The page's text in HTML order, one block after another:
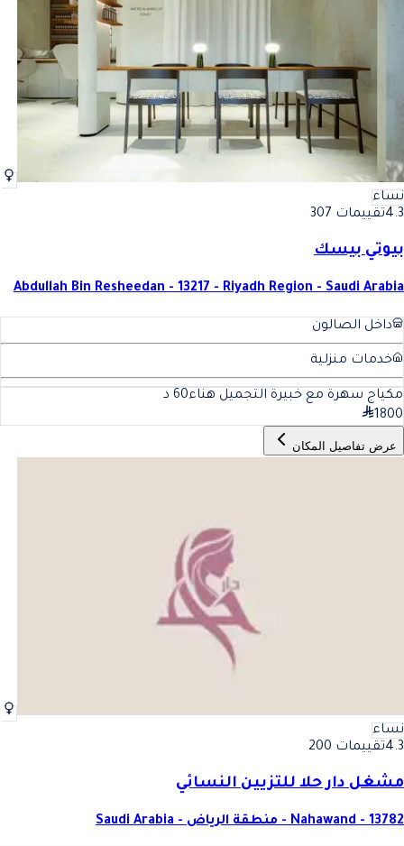
نساء
4.3تقييمات 307
بيوتي بيسك
Abdullah Bin Resheedan - 13217 - Riyadh Region - Saudi Arabia
داخل الصالون
خدمات منزلية
مكياج سهرة مع خبيرة التجميل هناء60 د
1800
عرض تفاصيل المكان
نساء
4.3تقييمات 200
مشغل دار حلا للتزيين النسائي
Nahawand - 13782 - منطقة الرياض - Saudi Arabia